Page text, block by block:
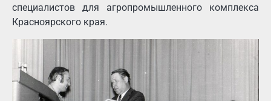
специалистов для агропромышленного комплекса
Красноярского края.